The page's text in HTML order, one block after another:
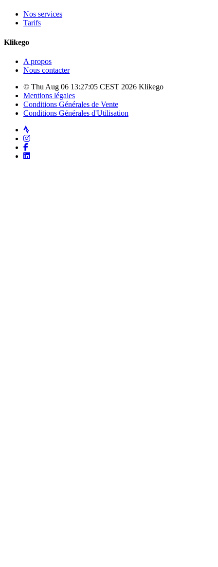
Nos services
Tarifs
Klikego
A propos
Nous contacter
© Thu Aug 06 13:27:05 CEST 2026 Klikego
Mentions légales
Conditions Générales de Vente
Conditions Générales d'Utilisation
Strava
Instagram
Facebook
LinkedIn